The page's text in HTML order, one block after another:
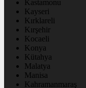
Kastamonu
Kayseri
Kırklareli
Kırşehir
Kocaeli
Konya
Kütahya
Malatya
Manisa
Kahramanmaraş